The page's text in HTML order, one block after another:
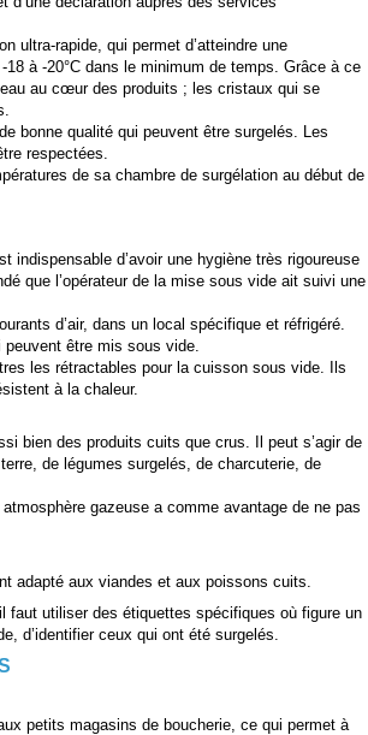
ultra-rapide, qui permet d’atteindre une
à -20°C dans le minimum de temps. Grâce à ce
au cœur des produits ; les cristaux qui se
bonne qualité qui peuvent être surgelés. Les
respectées.
de sa chambre de surgélation au début de
indispensable d’avoir une hygiène très rigoureuse
que l’opérateur de la mise sous vide ait suivi une
d’air, dans un local spécifique et réfrigéré.
être mis sous vide.
les rétractables pour la cuisson sous vide. Ils
à la chaleur.
bien des produits cuits que crus. Il peut s’agir de
de légumes surgelés, de charcuterie, de
gazeuse a comme avantage de ne pas
adapté aux viandes et aux poissons cuits.
faut utiliser des étiquettes spécifiques où figure un
d’identifier ceux qui ont été surgelés.
petits magasins de boucherie, ce qui permet à